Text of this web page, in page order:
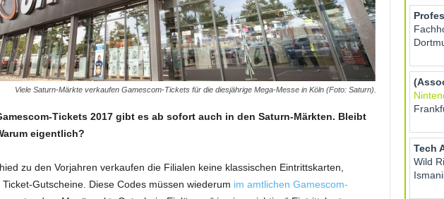
Viele Saturn-Märkte verkaufen Gamescom-Tickets für die diesjährige Mega-Messe in Köln (Foto: Saturn).
Tickets 2017 gibt es ab sofort auch in den Saturn-Märkten. Bleibt
eigentlich?
zu den Vorjahren verkaufen die Filialen keine klassischen Eintrittskarten,
Gutscheine. Diese Codes müssen wiederum im amtlichen Gamescom-